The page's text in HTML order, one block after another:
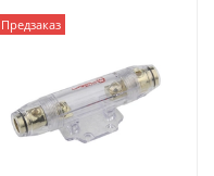
Предзаказ